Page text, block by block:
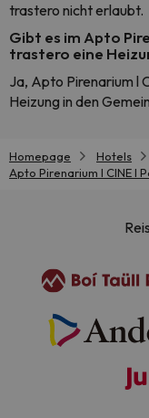
trastero nicht erlaubt.
Gibt es im Apto
trastero eine
Ja, Apto Pirenarium l
Heizung in den
Homepage Hotels
Apto Pirenarium l CINE l